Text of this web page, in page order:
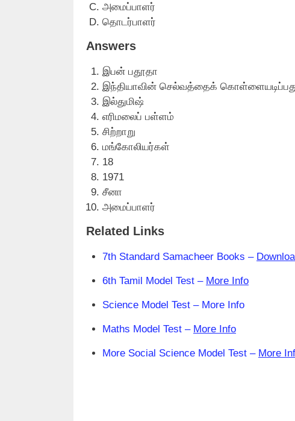
அமைப்பாளர்
தொடர்பாளர்
Answers
இபன் பதூதா
இந்தியாவின் செல்வத்தைக்
இல்துமிஷ்
எரிமலைப் பள்ளம்
சிற்றாறு
மங்கோலியர்கள்
18
1971
சீனா
அமைப்பாளர்
Related Links
7th Standard Samacheer Books –
6th Tamil Model Test – More Info
Science Model Test – More Info
Maths Model Test – More Info
More Social Science Model Test – More